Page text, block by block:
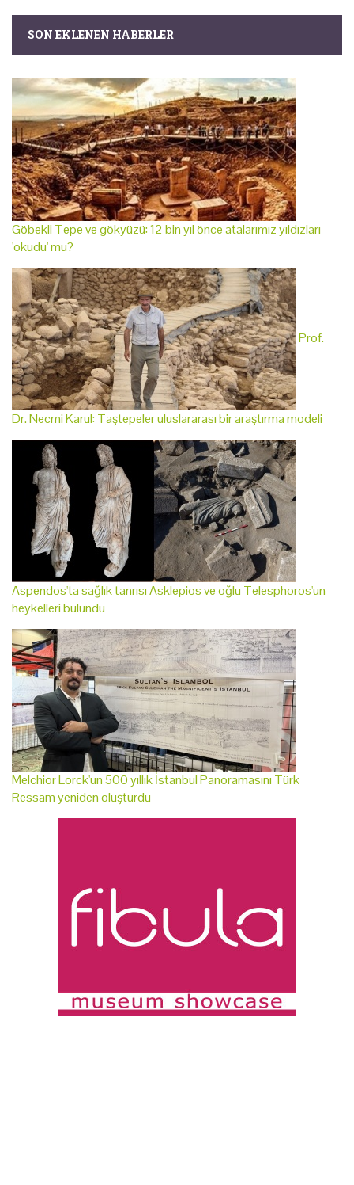
SON EKLENEN HABERLER
Göbekli Tepe ve gökyüzü: 12 bin yıl önce atalarımız yıldızları
'okudu' mu?
Prof.
Dr. Necmi Karul: Taştepeler uluslararası bir araştırma modeli
Aspendos'ta sağlık tanrısı Asklepios ve oğlu Telesphoros'un
heykelleri bulundu
Melchior Lorck'un 500 yıllık İstanbul Panoramasını Türk
Ressam yeniden oluşturdu